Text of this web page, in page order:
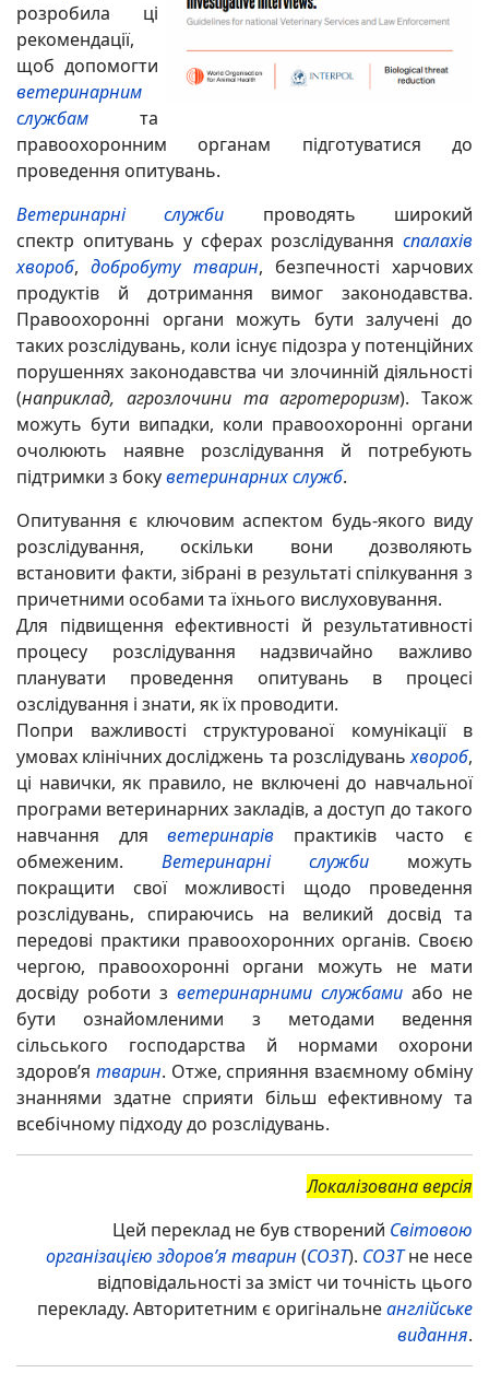
розробила ці
рекомендації,
щоб допомогти
ветеринарним
службам та
правоохоронним органам підготуватися до
проведення опитувань.
Ветеринарні служби проводять широкий
спектр опитувань у сферах розслідування спалахів
хвороб,добробуту тварин, безпечності харчових
продуктів й дотримання вимог законодавства.
Правоохоронні органи можуть бути залучені до
таких розслідувань, коли існує підозра у потенційних
порушеннях законодавства чи злочинній діяльності
(наприклад, агрозлочини та агротероризм). Також
можуть бути випадки, коли правоохоронні органи
очолюють наявне розслідування й потребують
підтримки з бокуветеринарних служб.
Опитування є ключовим аспектом будь-якого виду
розслідування, оскільки вони дозволяють
встановити факти, зібрані в результаті спілкування з
причетними особами та їхнього вислуховування.
Для підвищення ефективності й результативності
процесу розслідування надзвичайно важливо
планувати проведення опитувань в процесі
озслідування і знати, як їх проводити.
Попри важливості структурованої комунікації в
умовах клінічних досліджень та розслідуваньхвороб,
ці навички, як правило, не включені до навчальної
програми ветеринарних закладів, а доступ до такого
навчання дляветеринарів практиків часто є
обмеженим. Ветеринарні служби можуть
покращити свої можливості щодо проведення
розслідувань, спираючись на великий досвід та
передові практики правоохоронних органів. Своєю
чергою, правоохоронні органи можуть не мати
досвіду роботи з ветеринарними службами або не
бути ознайомленими з методами ведення
сільського господарства й нормами охорони
здоров’я тварин. Отже, сприяння взаємному обміну
знаннями здатне сприяти більш ефективному та
всебічному підходу до розслідувань.
Локалізована версія
Цей переклад не був створений Світовою
організацією здоров’я тварин (СОЗТ). СОЗТне несе
відповідальності за зміст чи точність цього
перекладу. Авторитетним є оригінальнеанглійське
видання.